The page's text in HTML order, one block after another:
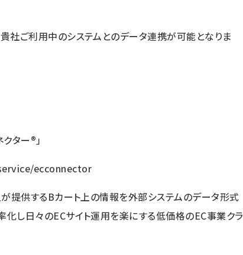
社ご利用中のシステムとのデータ連携が可能となりま
クター®」
ecconnector
提供するBカート上の情報を外部システムのデータ形式
化し日々のECサイト運用を楽にする低価格のEC事業クラ